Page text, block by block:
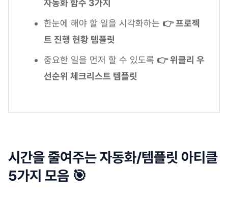
자동화 함수 3가지
한눈에 해야 할 일을 시각화하는 👉 프로젝
트 진행 현황 템플릿
중요한 일을 먼저 할 수 있도록 👉 위클리 우
선순위 체크리스트 템플릿
시간을 줄여주는 자동화/템플릿 아티클
5가지 모음 🎯